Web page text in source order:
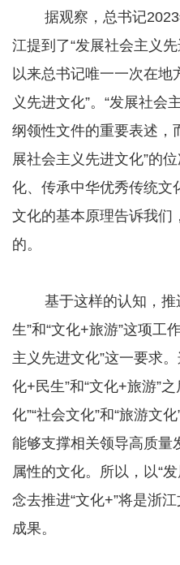
据观察，总书记2023
江提到了“发展社会主义
以来总书记唯一一次在地
义先进文化”。“发展社会
纲领性文件的重要表述，
展社会主义先进文化”的
化、传承中华优秀传统文
文化的基本原理告诉我们
的。
基于这样的认知，推进
生”和“文化+旅游”这项工
主义先进文化”这一要求
化+民生”和“文化+旅游”
化”“社会文化”和“旅游文
能够支撑相关领导高质量
属性的文化。所以，以“
念去推进“文化+”将是浙
成果。